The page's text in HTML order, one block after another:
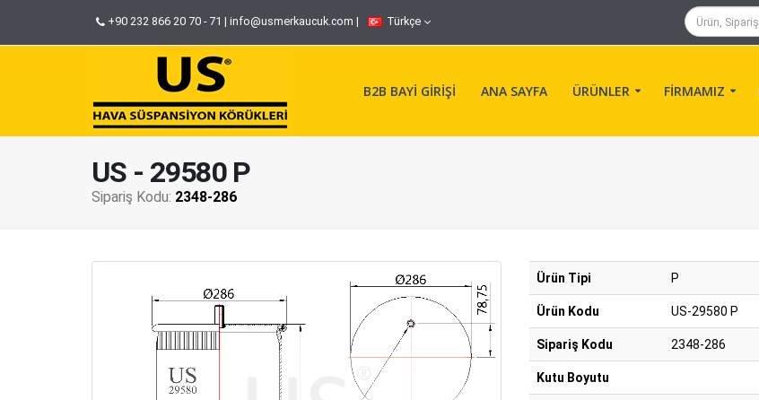
+90 232 866 20 70 - 71 | info@usmerkaucuk.com | Türkçe
B2B BAYİ GİRİŞİ ANA SAYFA ÜRÜNLER FİRMAMIZ
US - 29580 P
Sipariş Kodu: 2348-286
Ürün Tipi P
Ürün Kodu US-29580 P
Sipariş Kodu 2348-286
Kutu Boyutu